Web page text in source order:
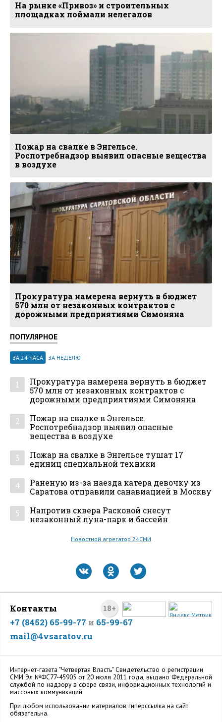
На рынке «Привоз» и строительных
площадках поймали нелегалов
Пожар на свалке в Энгельсе.
Роспотребнадзор выявил опасные вещества
в воздухе
Прокуратура намерена вернуть в бюджет
570 млн от незаконных контрактов с
дорожными предприятиями Симоняна
ПОПУЛЯРНОЕ
ЗА 24 ЧАСА ЗА НЕДЕЛЮ
1
Прокуратура намерена вернуть в бюджет
570 млн от незаконных контрактов с
дорожными предприятиями Симоняна
2
Пожар на свалке в Энгельсе.
Роспотребнадзор выявил опасные
вещества в воздухе
3
Пожар на свалке в Энгельсе тушат 17
единиц специальной техники
4
Раненую из-за наезда катера девочку из
Саратова отправили санавиацией в Москву
5
Напротив сквера Расковой снесут
незаконный луна-парк и бассейн
Новостной агрегатор 24СМИ
18+
Контакты
+7 (8452) 65-99-77 и 65-99-67
mail@4vsaratov.ru
Интернет-газета "Четвертая Власть" Cвидетельство о регистрации
СМИ Эл №ФС77-45905 от 20 июля 2011 года, выдано Федеральной
службой по надзору в сфере связи, информационных технологий и
массовых коммуникаций.
При любом использовании материалов гиперссылка на сайт
обязательна.